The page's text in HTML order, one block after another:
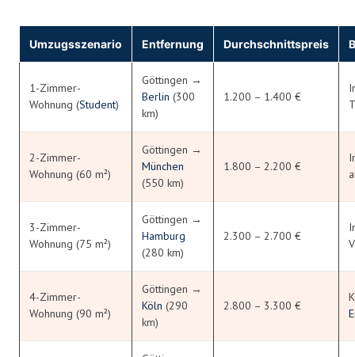
Umzugsszenario Entfernung Durchschnittspreis
1-Zimmer-
Wohnung (Student)
Göttingen →
Berlin (300
km)
1.200 – 1.400 €
2-Zimmer-
Wohnung (60 m²)
Göttingen →
München
(550 km)
1.800 – 2.200 €
3-Zimmer-
Wohnung (75 m²)
Göttingen →
Hamburg
(280 km)
2.300 – 2.700 €
4-Zimmer-
Wohnung (90 m²)
Göttingen →
Köln (290
km)
2.800 – 3.300 €